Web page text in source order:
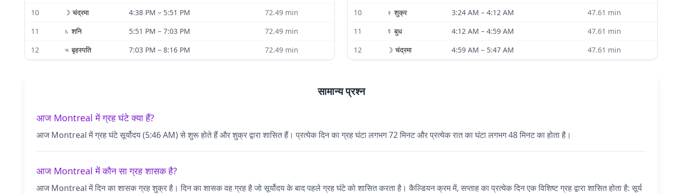
10
☽ चंद्रमा 4:38 PM – 5:51 PM 72.49 min
11
♄ शनि 5:51 PM – 7:03 PM 72.49 min
12
♃ बृहस्पति 7:03 PM – 8:16 PM 72.49 min
10
♀ शुक्र 3:24 AM – 4:12 AM 47.61 min
11
☿ बुध 4:12 AM – 4:59 AM 47.61 min
12
☽ चंद्रमा 4:59 AM – 5:47 AM 47.61 min
सामान्य प्रश्न
आज Montreal में ग्रह घंटे क्या हैं?
आज Montreal में ग्रह घंटे सूर्योदय (5:46 AM) से शुरू होते हैं और शुक्र द्वारा शासित हैं। प्रत्येक दिन का ग्रह घंटा लगभग 72 मिनट और प्रत्येक रात का घंटा लगभग 48 मिनट का होता है।
आज Montreal में कौन सा ग्रह शासक है?
आज Montreal में दिन का शासक ग्रह शुक्र है। दिन का शासक वह ग्रह है जो सूर्योदय के बाद पहले ग्रह घंटे को शासित करता है। कैल्डियन क्रम में, सप्ताह का प्रत्येक दिन एक विशिष्ट ग्रह द्वारा शासित होता है: सूर्य